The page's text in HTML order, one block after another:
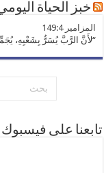
خبز الحياة
ﺍﻟﻤﺰﺍﻣﻴﺮ 149:4
“لأَنَّ الرَّبَّ يُسَرُّ بِشَعْبِهِ،
تابعنا على فيسبوك